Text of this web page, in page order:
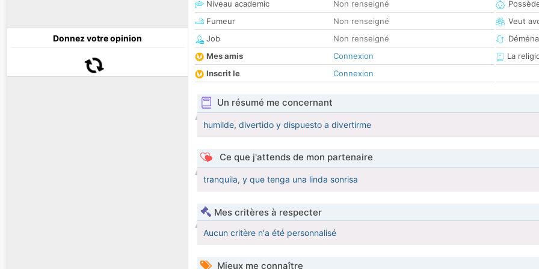
Donnez votre opinion
Niveau academic
Non renseigné
Fumeur
Non renseigné
Job
Non renseigné
Mes amis
Connexion
Inscrit le
Connexion
Veut
La
Un résumé me concernant
humilde, divertido y dispuesto a divertirme
Ce que j'attends de mon partenaire
tranquila, y que tenga una linda sonrisa
Mes critères à respecter
Aucun critère n'a été personnalisé
Mieux me connaître